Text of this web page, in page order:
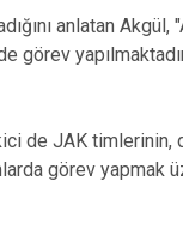
anlatan
görev
de JAK timlerinin,
görev yapmak